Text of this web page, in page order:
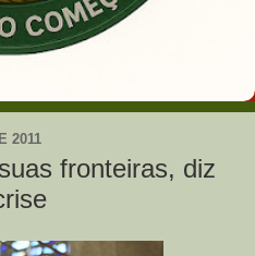
2011
fronteiras, diz